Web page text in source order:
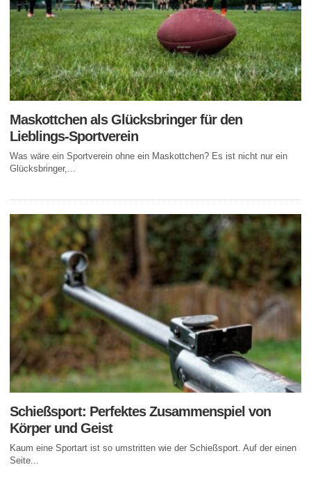
Maskottchen als Glücksbringer für den
Lieblings-Sportverein
Was wäre ein Sportverein ohne ein Maskottchen? Es ist nicht nur ein
Glücksbringer,...
Schießsport: Perfektes Zusammenspiel von
Körper und Geist
Kaum eine Sportart ist so umstritten wie der Schießsport. Auf der einen
Seite...